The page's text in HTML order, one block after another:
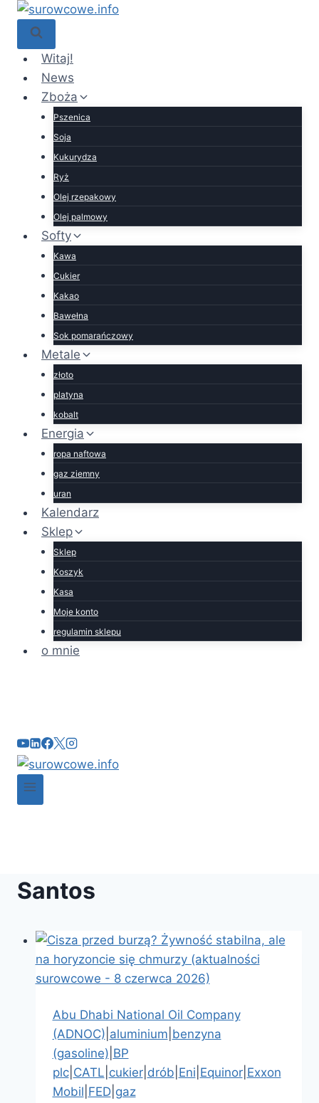
Przejdź
treści
Witaj!
News
Zboża
Pszenica
Soja
Kukurydza
Ryż
Olej rzepakowy
Olej palmowy
Softy
Kawa
Cukier
Kakao
Bawełna
Sok pomarańczowy
Metale
złoto
platyna
kobalt
Energia
ropa naftowa
gaz ziemny
uran
Kalendarz
Sklep
Sklep
Koszyk
Kasa
Moje konto
regulamin sklepu
o mnie
Santos
Abu Dhabi National Oil Company
(ADNOC) aluminium benzyna
(gasoline) BP
plc| CATL cukier| drób Eni Equinor| Exxon
Mobil FED| gaz